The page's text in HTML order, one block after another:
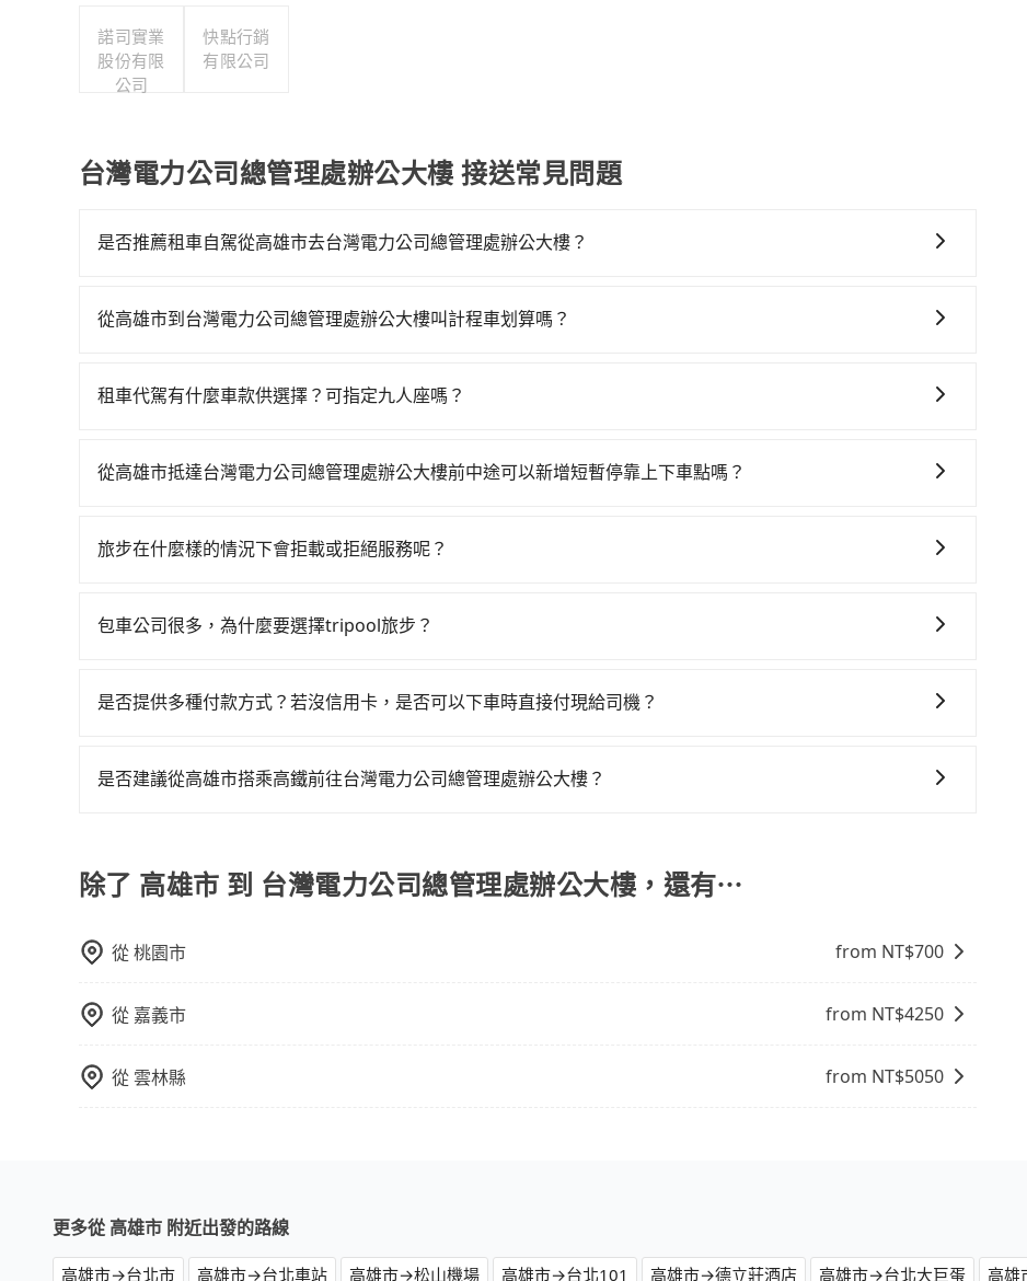
諾司實業
股份有限
公司
快點行銷
有限公司
台灣電力公司總管理處辦公大樓 接送常見問題
是否推薦租車自駕從高雄市去台灣電力公司總管理處辦公大樓？
說添旺、夏日波影租車、安和興國際租賃。一般租車以天為單位，小轎車如Toyota Altis、Nissan Tiida，一天
200~400公里，超過還會額外加收100~2,000元不等的費用。由於絕大多數的租車公司都沒有提供甲租乙還的服
方便。再者，租車地點可能離你的住家/辦公室/起點還有段路，且須配合車行營業時間做租還動作，另外承租過
從高雄市到台灣電力公司總管理處辦公大樓叫計程車划算嗎？
到車，也可考慮打電話至中華正大車隊等叫車看看。依照里程跳錶計算，價格約為6,855~8,200元間，但如改預
租車代駕有什麼車款供選擇？可指定九人座嗎？
VW為主，其中也有少量進口車像凌志Lexus、特斯拉Tesla、賓士Benz等高級車款。全部五年內合法營業用車，
從高雄市抵達台灣電力公司總管理處辦公大樓前中途可以新增短暫停靠上下車點嗎？
每個加點位置，前後額外里程數5公里內加收200元。雖然可能有些路線完全順路，但是司機多點停靠就會有額外
旅步在什麼樣的情況下會拒載或拒絕服務呢？
訂購時填寫的數量。請務必確實填寫當日實際攜帶的行李及乘坐的總人數，包含成人及兒童／嬰幼兒。 2) 孩童
包車公司很多，為什麼要選擇tripool旅步？
途安全無憂，我們的司機都是專業且可靠的職業駕駛。關於價格，旅步官網可一鍵即時查價，所示價格絕無隱藏
值得信任的不二選擇！
是否提供多種付款方式？若沒信用卡，是否可以下車時直接付現給司機？
先享受後付款等。若您沒有信用卡，建議可以使用 AFTEE 的服務，您可以在訂單成立後的14天內到超商櫃檯繳
是否建議從高雄市搭乘高鐵前往台灣電力公司總管理處辦公大樓？
站內購買高鐵票、通過閘口、並在月台上等待列車的到來，大概又過了20分鐘，再乘坐94~134分鐘（平均114
分）的高鐵從左營站前往台北高鐵站，每人票價1,490元，再用15分鐘出站，最後再根據距離的遠近或者天候狀
加轉乘之平均每人花費為1,490元。但如果全程使用tripool並到府專車接送，則每人平均花費約1,430元，費時3
時間的人來說，預約tripool還是比較划算的。如果你是三人以下要乘車，也可參考tripool的拼車共乘服務，最
多可再節省50%的交通費用。
除了 高雄市 到 台灣電力公司總管理處辦公大樓，還有⋯
從桃園市 from NT$700
從 嘉義市 from NT$4250
從雲林縣 from NT$5050
更多從 高雄市 附近出發的路線
高雄市→台北市 高雄市→台北車站 高雄市→松山機場 高雄市→台北101 高雄市→德立莊酒店 高雄市→台北大巨蛋 高雄